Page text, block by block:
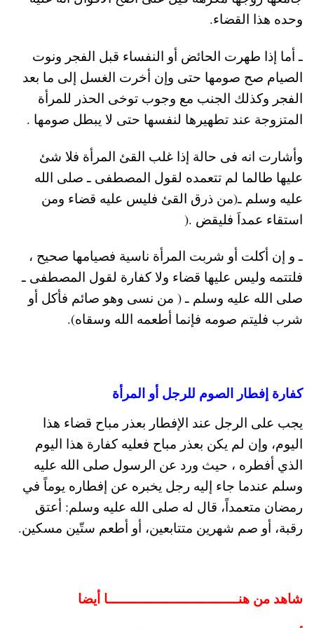
وحده هذا القضاء.
ـ أما إذا طهرت الحائض أو النفساء قبل الفجر ونوت
الصيام صح صومها حتى وإن أخرت الغسل إلى ما بعد
الفجر وكذلك الجنب مع وجوب توخى الحذر للمرأة
المتزوجة عند تطهيرها لنفسها حتى لا يبطل صومها .
وأشارت انه فى حالة إذا غلب القئ المرأة فلا شئ
عليها طالما لم تتعمده لقول المصطفى ـ صلى الله
عليه وسلم ـ(من ذرق القئ فليس عليه قضاء ومن
استقاء عمداَ فليقض .(
ـ و إن أكلت أو شربت المرأة ناسية فصيامها صحيح ،
فلتتمه وليس عليها قضاء ولا كفارة لقول المصطفى ـ
صلى الله عليه وسلم ـ ( من نسى وهو صائم فأكل أو
شرب فليتم صومه فإنما أطعمه الله وسقاه).
كفارة إفطار الصوم للرجل أو المرأة
يجب على الرجل عند الإفطار بعذر مباح قضاء هذا
اليوم، وإن لم يكن بعذر مباح فعليه كفارة هذا اليوم
الذي أفطره ، حيث ورد عن الرسول صلى الله عليه
وسلم عندما جاء إليه رجل يخبره عن إفطاره يوماً في
رمضان متعمداً، قال له صلى الله عليه وسلم: أعتق
رقبة، أو صم شهرين متتابعين، أو أطعم ستّين مسكين.
شاهد من هنـــــــــــــــــــــــــــــــا أيضا